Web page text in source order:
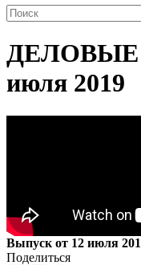
ДЕЛОВЫЕ
июля 2019
Выпуск от 12 июля
Поделиться